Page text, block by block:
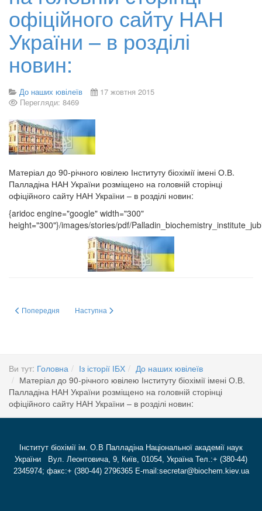
офіційного сайту НАН
України – в розділі
новин:
До наших ювілеїв
17 жовтня 2015
Перегляди: 8469
Матеріал до 90-річного ювілею Інституту біохімії імені О.В.
Палладіна НАН України розміщено на головній сторінці
офіційного сайту НАН України – в розділі новин:
{aridoc engine="google" width="300"
height="300"}/images/stories/pdf/
Попередня стаття: 30 жовтня 2015 р. о 15:00 у Великому конференц-залі
Попередня Наступна стаття: 30 жовтня 2015 р. о 15:00 у Великому
Наступна
Ви тут: Головна Із історії ІБХ
До наших ювілеїв
Матеріал до 90-річного ювілею Інституту біохімії імені О.В.
Палладіна НАН України розміщено на головній сторінці
офіційного сайту НАН України – в розділі новин:
Інститут біохімії ім. О.В Палладіна Національної академії наук
України Вул. Леонтовича, 9, Київ, 01054, Україна Тел.:+ (380-44)
2345974; факс:+ (380-44) 2796365 E-mail:secretar@biochem.kiev.ua